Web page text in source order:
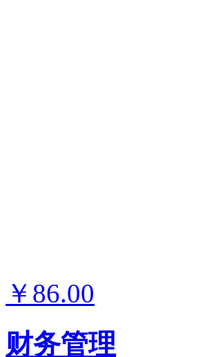
￥86.00
财务管理